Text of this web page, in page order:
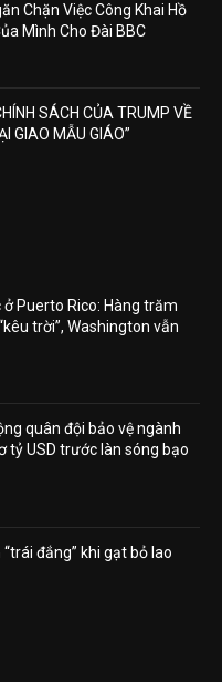
Chặn Việc Công Khai Hồ
Mình Cho Đài BBC
SÁCH CỦA TRUMP VỀ
GIAO MẪU GIÁO”
ở Puerto Rico: Hàng trăm
trời”, Washington vẫn
quân đội bảo vệ ngành
tỷ USD trước làn sóng bạo
đắng” khi gạt bỏ lao